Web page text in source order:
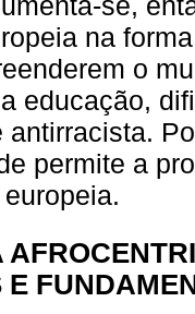
na
o
educação,
antirracista.
permite a
E